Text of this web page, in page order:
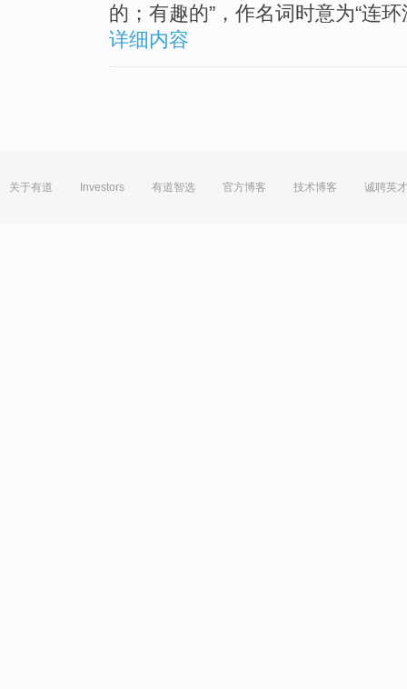
的；有趣的”，作名词时意为“连
详细内容
关于有道 Investors 有道智选 官方博客 技术博客 诚聘英才